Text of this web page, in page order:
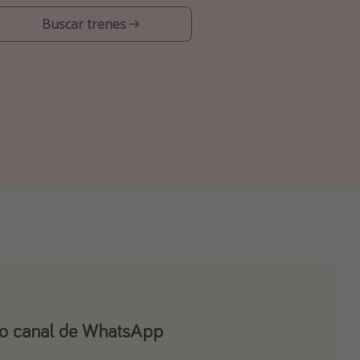
Buscar trenes
canal de WhatsApp
canal de Telegram!